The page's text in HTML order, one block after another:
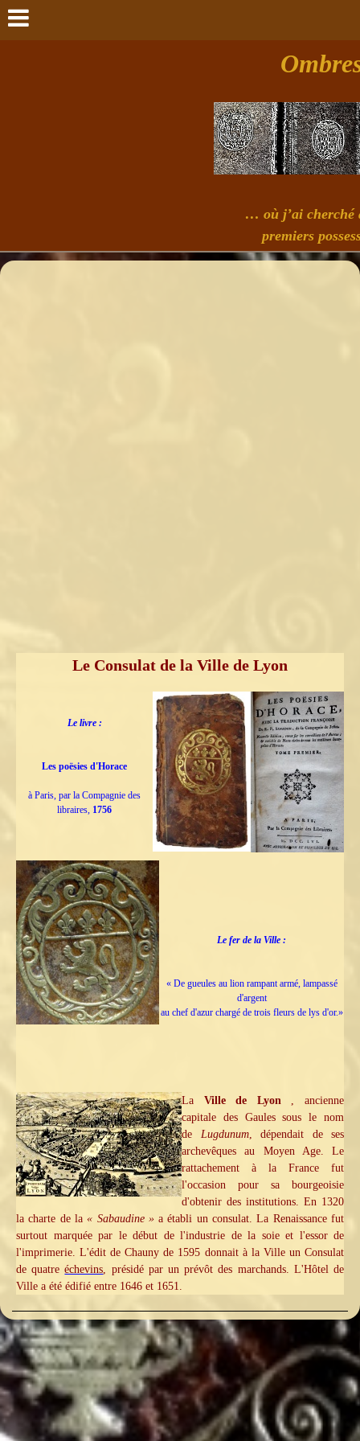
… où j’ai cherché
premiers
Le Consulat de la Ville de Lyon
Le livre :
Les poësies d'Horace
à Paris, par la Compagnie des
libraires, 1756
Le fer de la Ville :
« De gueules au lion rampant armé, lampassé
d'argent
au chef d'azur chargé de trois fleurs de lys d'or.»
La Ville de Lyon, ancienne
capitale des Gaules sous le nom
de Lugdunum, dépendait de ses
archevêques au Moyen Age. Le
rattachement à la France fut
l'occasion pour sa bourgeoisie
d'obtenir des institutions. En 1320
la charte de la« Sabaudine »a établi un consulat. La Renaissance fut
surtout marquée par le début de l'industrie de la soie et l'essor de
l'imprimerie. L'édit de Chauny de 1595 donnait à la Ville un Consulat
de quatreéchevins, présidé par un prévôt des marchands. L'Hôtel de
Ville a été édifié entre 1646 et 1651.